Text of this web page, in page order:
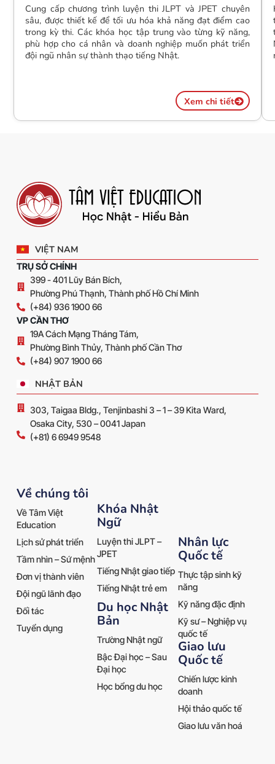
Cung cấp chương trình luyện thi JLPT và JPET chuyên
sâu, được thiết kế để tối ưu hóa khả năng đạt điểm cao
trong kỳ thi. Các khóa học tập trung vào từng kỹ năng,
phù hợp cho cá nhân và doanh nghiệp muốn phát triển
đội ngũ nhân sự thành thạo tiếng Nhật.
Xem chi tiết
VIỆT NAM
TRỤ SỞ CHÍNH
399 - 401 Lũy Bán Bích,
Phường Phú Thạnh, Thành phố Hồ Chí Minh
(+84) 936 1900 66
VP CẦN THƠ
19A Cách Mạng Tháng Tám,
Phường Bình Thủy, Thành phố Cần Thơ
(+84) 907 1900 66
NHẬT BẢN
303, Taigaa Bldg., Tenjinbashi 3 – 1 – 39 Kita Ward,
Osaka City, 530 – 0041 Japan
(+81) 6 6949 9548
Về chúng tôi
Về Tâm Việt
Education
Lịch sử phát triển
Tầm nhìn – Sứ mệnh
Đơn vị thành viên
Đội ngũ lãnh đạo
Đối tác
Tuyển dụng
Khóa Nhật
Ngữ
Luyện thi JLPT –
JPET
Tiếng Nhật giao tiếp
Tiếng Nhật trẻ em
Du học Nhật
Bản
Trường Nhật ngữ
Bậc Đại học – Sau
Đại học
Học bổng du học
Nhân lực
Quốc tế
Thực tập sinh kỹ
năng
Kỹ năng đặc định
Kỹ sư – Nghiệp vụ
quốc tế
Giao lưu
Quốc tế
Chiến lược kinh
doanh
Hội thảo quốc tế
Giao lưu văn hoá